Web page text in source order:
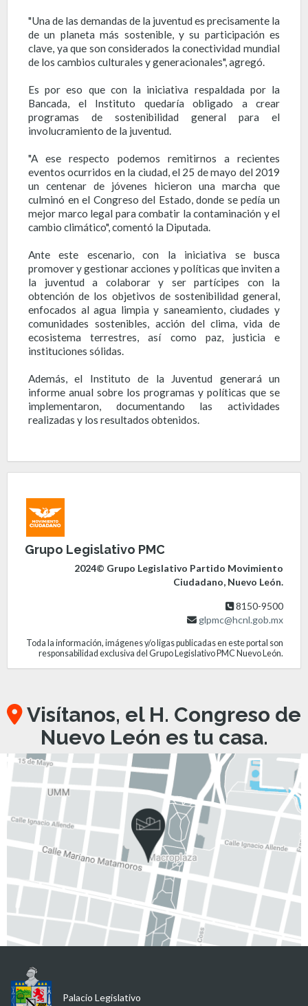
"Una de las demandas de la juventud es precisamente la
de un planeta más sostenible, y su participación es
clave, ya que son considerados la conectividad mundial
de los cambios culturales y generacionales", agregó.
Es por eso que con la iniciativa respaldada por la
Bancada, el Instituto quedaría obligado a crear
programas de sostenibilidad general para el
involucramiento de la juventud.
"A ese respecto podemos remitirnos a recientes
eventos ocurridos en la ciudad, el 25 de mayo del 2019
un centenar de jóvenes hicieron una marcha que
culminó en el Congreso del Estado, donde se pedía un
mejor marco legal para combatir la contaminación y el
cambio climático", comentó la Diputada.
Ante este escenario, con la iniciativa se busca
promover y gestionar acciones y políticas que inviten a
la juventud a colaborar y ser partícipes con la
obtención de los objetivos de sostenibilidad general,
enfocados al agua limpia y saneamiento, ciudades y
comunidades sostenibles, acción del clima, vida de
ecosistema terrestres, así como paz, justicia e
instituciones sólidas.
Además, el Instituto de la Juventud generará un
informe anual sobre los programas y políticas que se
implementaron, documentando las actividades
realizadas y los resultados obtenidos.
Grupo Legislativo PMC
2024© Grupo Legislativo Partido Movimiento
Ciudadano, Nuevo León.
8150-9500
glpmc@hcnl.gob.mx
Toda la información, imágenes y/o ligas publicadas en este portal son
responsabilidad exclusiva del Grupo Legislativo PMC Nuevo León.
Visítanos, el H. Congreso de
Nuevo León es tu casa.
Palacio Legislativo